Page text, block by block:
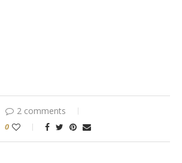
2 comments
0